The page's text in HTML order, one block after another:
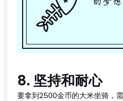
8. 坚持和耐心
要拿到2500金币的大米坐骑，